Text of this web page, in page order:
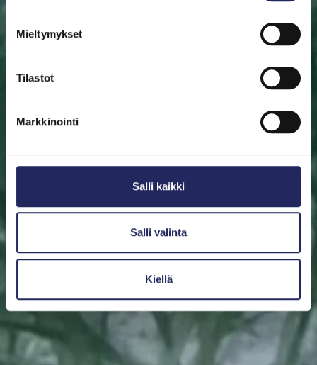
Mieltymykset
Tilastot
Markkinointi
Salli kaikki
Salli valinta
Kiellä
saajalle tärkeän merialueen luota. Halutessasi saat
Valitse pala Etsi pelastettu pala